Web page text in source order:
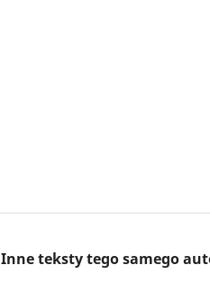
Inne teksty tego samego